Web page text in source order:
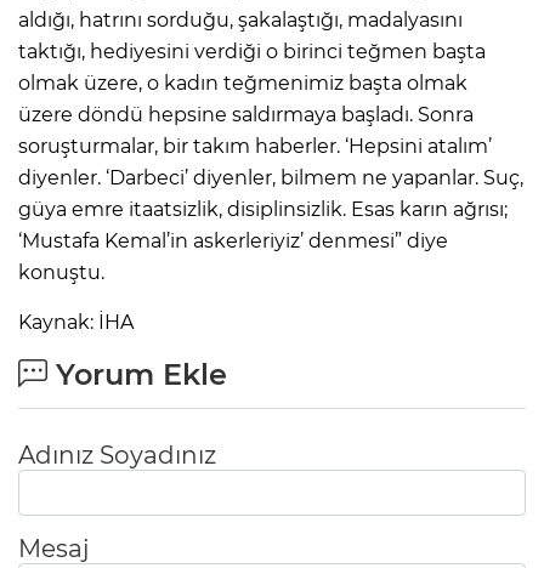
aldığı, hatrını sorduğu, şakalaştığı, madalyasını
taktığı, hediyesini verdiği o birinci teğmen başta
olmak üzere, o kadın teğmenimiz başta olmak
üzere döndü hepsine saldırmaya başladı. Sonra
soruşturmalar, bir takım haberler. ‘Hepsini atalım’
diyenler. ‘Darbeci’ diyenler, bilmem ne yapanlar. Suç,
güya emre itaatsizlik, disiplinsizlik. Esas karın ağrısı;
‘Mustafa Kemal’in askerleriyiz’ denmesi” diye
konuştu.
Kaynak: İHA
Yorum Ekle
Adınız Soyadınız
Mesaj